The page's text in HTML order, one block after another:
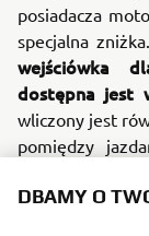
posiadacza
specjalna
wejściówka
dostępna jest
wliczony jest
pomiędzy
Terminy i
DBAMY O